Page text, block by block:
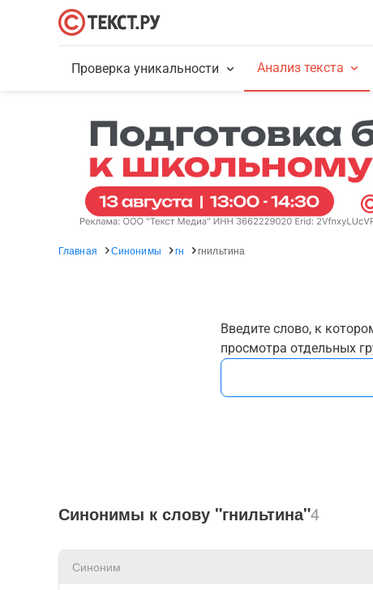
Проверка уникальности Анализ текста
Главная Синонимы гн гнильтина
Введите слово, к
просмотра отдельных
Синонимы к слову "гнильтина"4
Синоним